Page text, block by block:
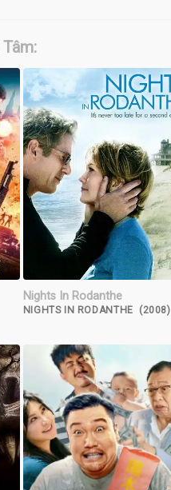
Nights In Rodanthe
NIGHTS IN RODANTHE (2008)